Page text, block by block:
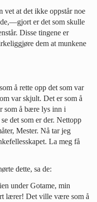
vet at det ikke oppstår noe
er det som skulle
Disse tingene er
dem at munkene
å rette opp det som var
var skjult. Det er som å
som å bære lys inn i
det som er der. Nettopp
Mester. Nå tar jeg
La meg få
dette, sa de:
under Gotame, min
lærer! Det ville være som å